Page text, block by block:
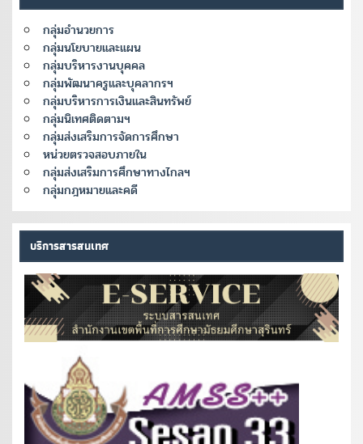
กลุ่มอำนวยการ
กลุ่มนโยบายและแผน
กลุ่มบริหารงานบุคคล
กลุ่มพัฒนาครูและบุคลากรฯ
กลุ่มบริหารการเงินและสินทรัพย์
กลุ่มนิเทศติดตามฯ
กลุ่มส่งเสริมการจัดการศึกษา
หน่วยตรวจสอบภายใน
กลุ่มส่งเสริมการศึกษาทางไกลฯ
กลุ่มกฎหมายและคดี
บริการสารสนเทศ